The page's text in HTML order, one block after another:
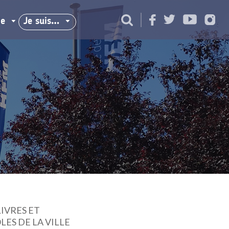
Je suis…
ET
DE LA VILLE